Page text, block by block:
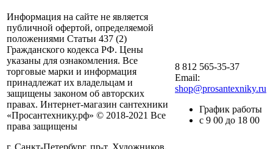
Информация на сайте не является
публичной офертой, определяемой
положениями Статьи 437 (2)
Гражданского кодекса РФ. Цены
указаны для ознакомления. Все
торговые марки и информация
принадлежат их владельцам и
защищены законом об авторских
правах. Интернет-магазин сантехники
«Просантехнику.рф» © 2018-2021 Все
права защищены
8 812 565-35-37
Email:
shop@prosantexniky.ru
График работы
с 9 00 до 18 00